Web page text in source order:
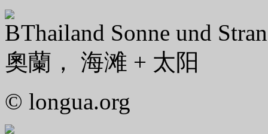
Thailand Sonne und
奧蘭， 海滩 + 太阳
© longua.org